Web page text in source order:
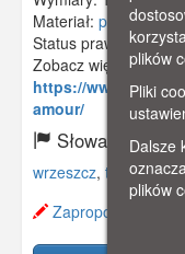
Materiał: pocztówka
Status prawny:
Zobacz więcej:
https://
amour/
Słowa
wrzeszcz, tramwaj,
Zaproponuj zmianę
plików
Pliki
Dalsze
plików